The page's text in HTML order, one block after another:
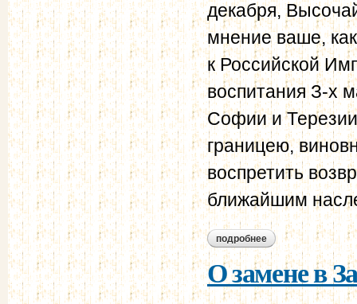
декабря,
мнение ваше,
к Российской
воспитания З-х
Софии и
границею,
воспретить
ближайшим
подробнее о отношение гр.
О замене в